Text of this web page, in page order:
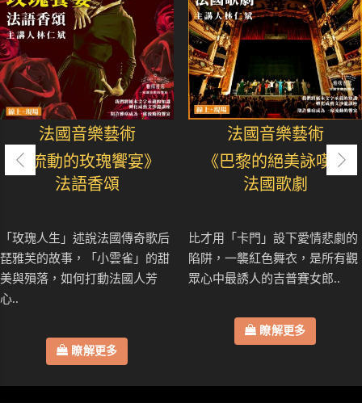
法國音樂藝術
《流動的玫瑰饗宴》
法語香頌
「玫瑰人生」述說法國傳奇歌后
琵雅芙的故事，「小雲雀」的甜
美與殞落，如何打動法國人芳
心..
瞭解更多
法國音樂藝術
《巴黎的絕美詠嘆》
法國歌劇
比才用「卡門」設下愛情悲劇的
陷阱，一襲紅色舞衣，是所有觀
眾心中最誘人的吉普賽女郎..
瞭解更多